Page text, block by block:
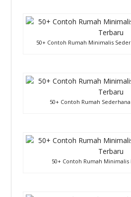
50+ Contoh Rumah Minimalis
50+ Contoh Rumah
50+ Contoh Rumah